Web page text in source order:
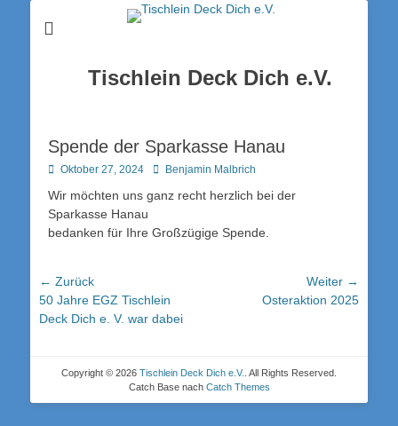
Tischlein Deck Dich e.V.
Spende der Sparkasse Hanau
Posted
Oktober 27, 2024 AutorBenjamin Malbrich
Wir möchten uns ganz recht herzlich bei der
Sparkasse Hanau
bedanken für Ihre Großzügige Spende.
Beitrags-
Navigation
← Zurück
Vorheriger
Beitrag:
50 Jahre EGZ Tischlein
Deck Dich e. V. war dabei
Weiter →
Osteraktion 2025
Copyright © 2026 Tischlein Deck Dich e.V. . All Rights Reserved.
Catch Base nach Catch Themes